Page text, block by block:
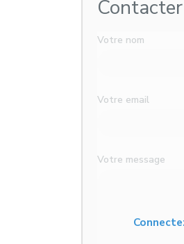
Votre nom
Votre email
Votre message